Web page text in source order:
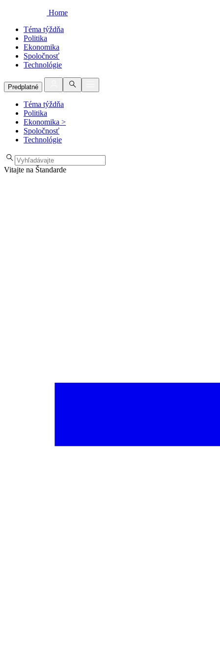
Home
Téma týždňa
Politika
Ekonomika
Spoločnosť
Technológie
Predplatné
Téma týždňa
Politika
Ekonomika >
Spoločnosť
Technológie
Vitajte na Štandarde